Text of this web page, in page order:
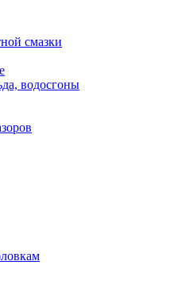
смазки
водосгоны